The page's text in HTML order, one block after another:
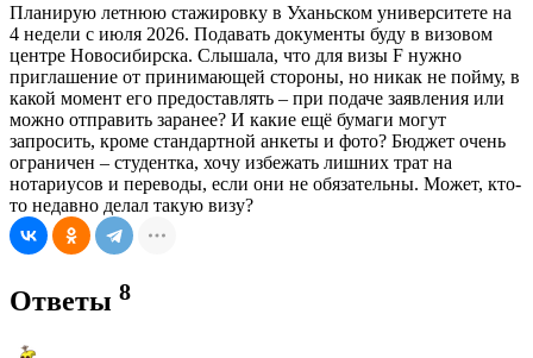
Планирую летнюю стажировку в Уханьском университете на
4 недели с июля 2026. Подавать документы буду в визовом
центре Новосибирска. Слышала, что для визы F нужно
приглашение от принимающей стороны, но никак не пойму, в
какой момент его предоставлять – при подаче заявления или
можно отправить заранее? И какие ещё бумаги могут
запросить, кроме стандартной анкеты и фото? Бюджет очень
ограничен – студентка, хочу избежать лишних трат на
нотариусов и переводы, если они не обязательны. Может, кто-
то недавно делал такую визу?
Ответы 8